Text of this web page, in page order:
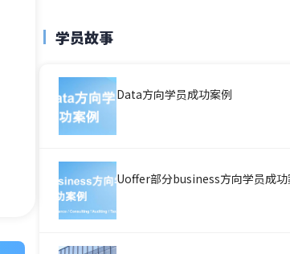
学员故事
Data方向学员成功案例
Uoffer部分business方向学员成功